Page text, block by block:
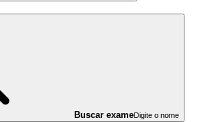
Buscar exameDigite o nome